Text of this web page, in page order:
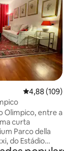
4,88 de
4,88 (109)
Olimpico, entre a
curta
Parco della
do Estádio